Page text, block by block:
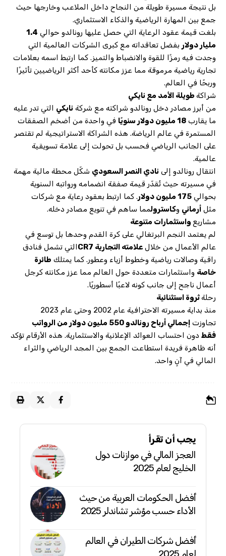
بل نتيجة مسيرة طويلة من النجاح داخل الملاعب وخارجها حيث
جمع بين المهارة الرياضية والذكاء الاستثماري.
بلغت قيمة عقود الرعاية التي حصل عليها رونالدو حوالي 1.4
مليار دولار بفضل تعاقداته مع كبرى الشركات العالمية التي
وجدت فيه رمزًا للقوة والانضباط والتميز. كما ارتبط اسمه بعلامات
تجارية رياضية مرموقة مما عزز مكانته كأحد أكثر الرياضيين تأثيرًا
وربحًا في العالم.
شراكة طويلة الأمد مع نايكي
من أبرز مصادر دخل رونالدو شراكته مع شركة نايكي التي تدر عليه
ما يقارب 18 مليون دولار سنويًا
في واحدة من أضخم الصفقات
المستمرة في عالم الرياضة. هذه الشراكة الاستراتيجية لم تقتصر
على الجانب الرياضي فحسب بل تحولت إلى علامة تسويقية
عالمية.
انتقال رونالدو إلى نادي النصر السعودي شكّل محطة مالية مهمة
في مسيرته حيث تُقدّر قيمة صفقة انضمامه ورواتبه السنوية
بحوالي 175 مليون دولار
. كما ارتبط بعقود رعاية مع شركات
مثل أرماني وكاسترولمما ساهم في تنويع مصادر دخله.
مشاريع واستثمارات متنوعة
لم يعتمد النجم البرتغالي على كرة القدم وحدها بل توسع في
عالم الأعمال من خلال علامته التجارية CR7
التي تشمل فنادق
راقية وصالات رياضية وخطوط أزياء وعطور. كما يمتلك طائرة
خاصة واستثمارات متعددة حول العالم مما عزز مكانته كرجل
أعمال ناجح إلى جانب كونه لاعبًا أسطوريًا.
رحلةثروة استثنائية
منذ بداية مسيرته الاحترافية عام 2002 وحتى عام 2023
تجاوزت
إجمالي أرباح رونالدو 550 مليون دولار من الرواتب
فقط دون احتساب العوائد الإعلانية والاستثمارية. هذه الأرقام تؤكد
أنه ظاهرة فريدة استطاعت الجمع بين المجد الرياضي والثراء
المالي في آنٍ واحد.
يجب أن تقرأ
العجز المالي في موازنات دول
الخليج لعام 2025
أفضل الحكومات العربية من حيث
الأداء حسب مؤشر تشاندلر 2025
أفضل شركات الطيران في العالم